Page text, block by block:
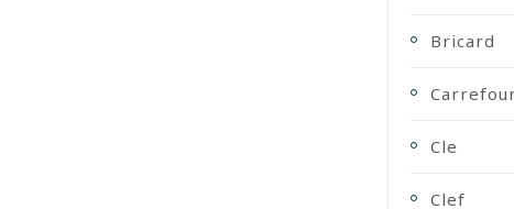
Bricard
Cle
Clef